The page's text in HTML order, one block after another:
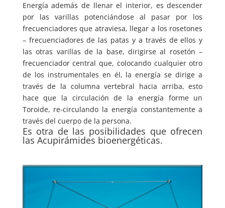
Energía además de llenar el interior, es descender
por las varillas potenciándose al pasar por los
frecuenciadores que atraviesa, llegar a los rosetones
– frecuenciadores de las patas y a través de ellos y
las otras varillas de la base, dirigirse al rosetón –
frecuenciador central que, colocando cualquier otro
de los instrumentales en él, la energía se dirige a
través de la columna vertebral hacia arriba, esto
hace que la circulación de la energía forme un
Toroide, re-circulando la energía constantemente a
través del cuerpo de la persona.
Es otra de las posibilidades que ofrecen
las Acupirámides bioenergéticas.